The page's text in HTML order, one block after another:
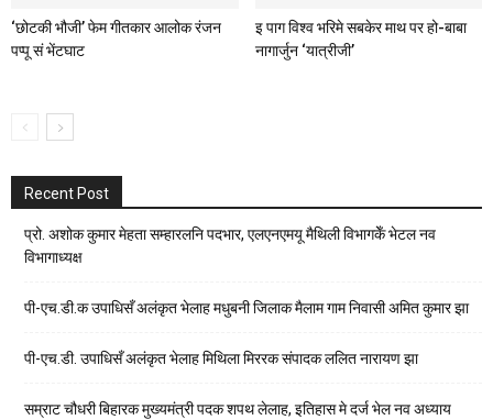
‘छोटकी भौजी’ फेम गीतकार आलोक रंजन
पप्पू सं भेंटघाट
इ पाग विश्व भरिमे सबकेर माथ पर हो-बाबा
नागार्जुन ‘यात्रीजी’
Recent Post
प्रो. अशोक कुमार मेहता सम्हारलनि पदभार, एलएनएमयू मैथिली विभागकेँ भेटल नव
विभागाध्यक्ष
पी-एच.डी.क उपाधिसँ अलंकृत भेलाह मधुबनी जिलाक मैलाम गाम निवासी अमित कुमार झा
पी-एच.डी. उपाधिसँ अलंकृत भेलाह मिथिला मिररक संपादक ललित नारायण झा
सम्राट चौधरी बिहारक मुख्यमंत्री पदक शपथ लेलाह, इतिहास मे दर्ज भेल नव अध्याय